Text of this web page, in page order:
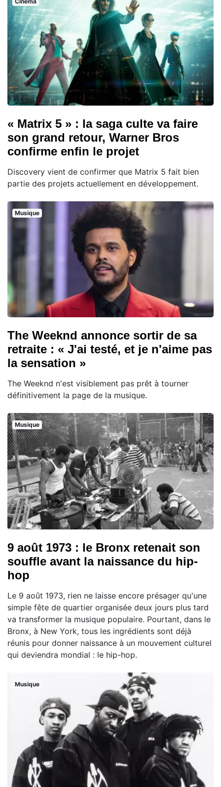
« Matrix 5 » : la saga culte va faire
son grand retour, Warner Bros
confirme enfin le projet
Discovery vient de confirmer que Matrix 5 fait bien
partie des projets actuellement en développement.
Musique
The Weeknd annonce sortir de sa
retraite : « J'ai testé, et je n'aime pas
la sensation »
The Weeknd n'est visiblement pas prêt à tourner
définitivement la page de la musique.
Musique
9 août 1973 : le Bronx retenait son
souffle avant la naissance du hip-
hop
Le 9 août 1973, rien ne laisse encore présager qu'une
simple fête de quartier organisée deux jours plus tard
va transformer la musique populaire. Pourtant, dans le
Bronx, à New York, tous les ingrédients sont déjà
réunis pour donner naissance à un mouvement culturel
qui deviendra mondial : le hip-hop.
Musique